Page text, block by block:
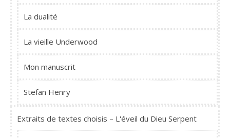
La dualité
La vieille Underwood
Mon manuscrit
Stefan Henry
Extraits de textes choisis – L'éveil du Dieu Serpent